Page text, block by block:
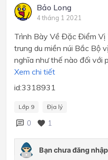
Bảo Long
4 tháng 1 2021
Trình Bày Về Đặc Điểm Vị
trung du miền núi Bắc Bộ
nghĩa như thế nào đối với
Xem chi tiết
id:3318931
Lớp 9 Địa lý
0 1